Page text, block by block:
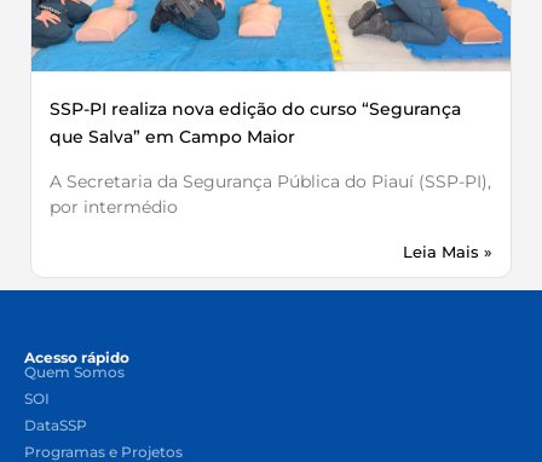
SSP-PI realiza nova edição do curso “Segurança
que Salva” em Campo Maior
A Secretaria da Segurança Pública do Piauí (SSP-PI),
por intermédio
Leia Mais »
Acesso rápido
Quem Somos
SOI
DataSSP
Programas e Projetos